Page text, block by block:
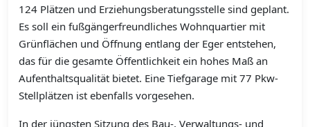
124 Plätzen und Erziehungsberatungsstelle sind geplant.
Es soll ein fußgängerfreundliches Wohnquartier mit
Grünflächen und Öffnung entlang der Eger entstehen,
das für die gesamte Öffentlichkeit ein hohes Maß an
Aufenthaltsqualität bietet. Eine Tiefgarage mit 77 Pkw-
Stellplätzen ist ebenfalls vorgesehen.
In der jüngsten Sitzung des Bau-, Verwaltungs- und